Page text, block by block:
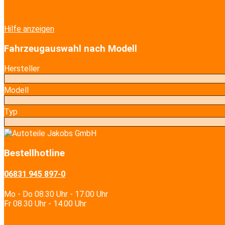
Hilfe anzeigen
Fahrzeugauswahl nach Modell
Hersteller
Modell
Typ
Bestellhotline
06831 945 897-0
Mo - Do 08.30 Uhr - 17.00 Uhr
Fr 08.30 Uhr - 14.00 Uhr